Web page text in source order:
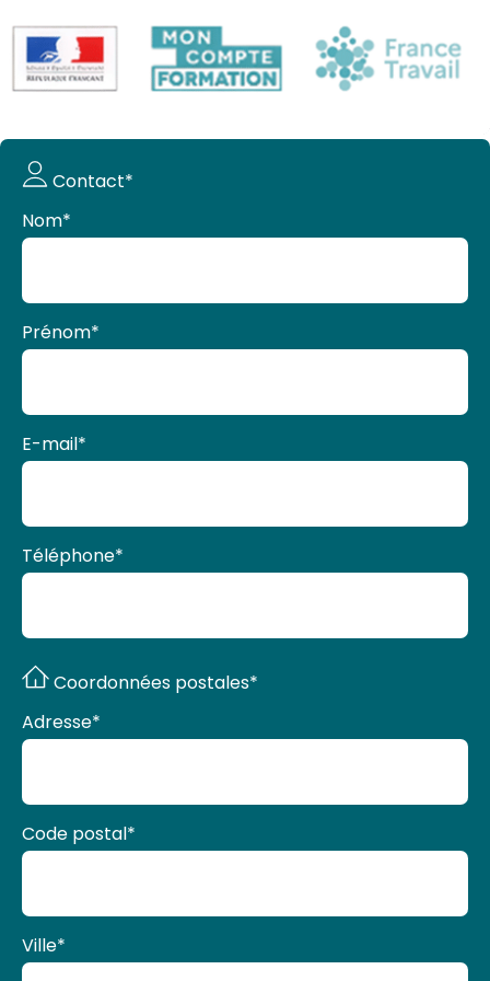
Demande
de devis
Contact*
Nom*
Prénom*
E-mail*
Téléphone*
Coordonnées postales*
Adresse*
Code postal*
Ville*